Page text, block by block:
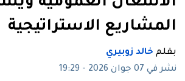
المشاريع الاستراتيجية
بقلم خالد زوبيري
نشر في 07 جوان 2026 - 19:29